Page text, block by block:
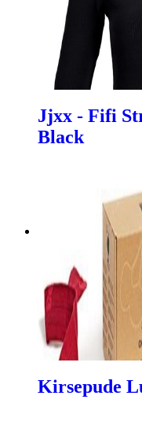
Jjxx - Fifi
Black
Kirsepude